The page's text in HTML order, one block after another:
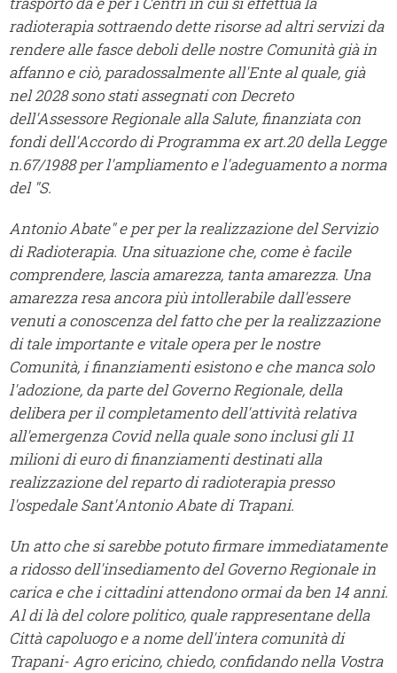
radioterapia sottraendo dette risorse ad altri servizi da
rendere alle fasce deboli delle nostre Comunità già in
affanno e ciò, paradossalmente all'Ente al quale, già
nel 2028 sono stati assegnati con Decreto
dell'Assessore Regionale alla Salute, finanziata con
fondi dell'Accordo di Programma ex art.20 della Legge
n.67/1988 per l'ampliamento e l'adeguamento a norma
del "S.
Antonio Abate" e per per la realizzazione del Servizio
di Radioterapia. Una situazione che, come è facile
comprendere, lascia amarezza, tanta amarezza. Una
amarezza resa ancora più intollerabile dall'essere
venuti a conoscenza del fatto che per la realizzazione
di tale importante e vitale opera per le nostre
Comunità, i finanziamenti esistono e che manca solo
l'adozione, da parte del Governo Regionale, della
delibera per il completamento dell'attività relativa
all'emergenza Covid nella quale sono inclusi gli 11
milioni di euro di finanziamenti destinati alla
realizzazione del reparto di radioterapia presso
l'ospedale Sant'Antonio Abate di Trapani.
Un atto che si sarebbe potuto firmare immediatamente
a ridosso dell'insediamento del Governo Regionale in
carica e che i cittadini attendono ormai da ben 14 anni.
Al di là del colore politico, quale rappresentane della
Città capoluogo e a nome dell'intera comunità di
Trapani- Agro ericino, chiedo, confidando nella Vostra